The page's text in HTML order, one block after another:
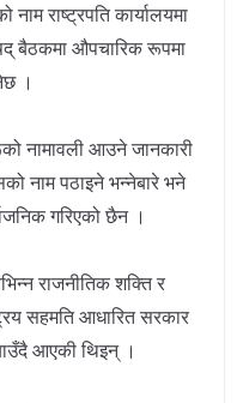
राष्ट्रपति कार्यालयमा
बैठकमा औपचारिक रूपमा
।
नामावली आउने जानकारी
नाम पठाइने भन्नेबारे भने
गरिएको छैन ।
राजनीतिक शक्ति र
सहमति आधारित सरकार
आएकी थिइन् ।